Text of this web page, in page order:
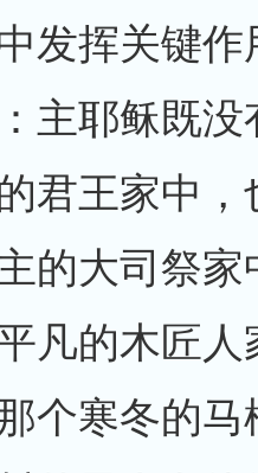
发挥关键作
主耶稣既没
君王家中，
的大司祭家
凡的木匠人
个寒冬的马